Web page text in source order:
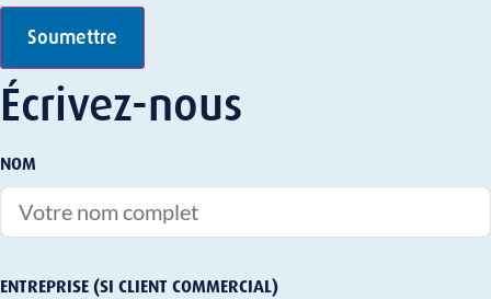
Soumettre
Écrivez-nous
NOM
ENTREPRISE (SI CLIENT COMMERCIAL)